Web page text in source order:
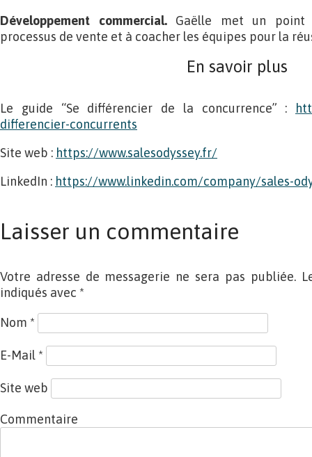
Développement commercial.Gaëlle met un point
processus de vente et à coacher les équipes pour la
En savoir plus
Le guide “Se différencier de la concurrence” :
differencier-concurrents
Site web : https://www.salesodyssey.fr/
LinkedIn : https://www.linkedin.com/company/sales-
Laisser un commentaire
Votre adresse de messagerie ne sera pas publiée.
indiqués avec *
Nom *
E-Mail *
Site web
Commentaire